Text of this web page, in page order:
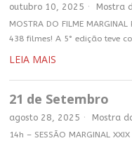
outubro 10, 2025 Mostra
MOSTRA DO FILME
438 filmes! A 5° edição teve
LEIA MAIS
21 de Setembro
agosto 28, 2025 Mostra
14h – SESSÃO MARGINAL